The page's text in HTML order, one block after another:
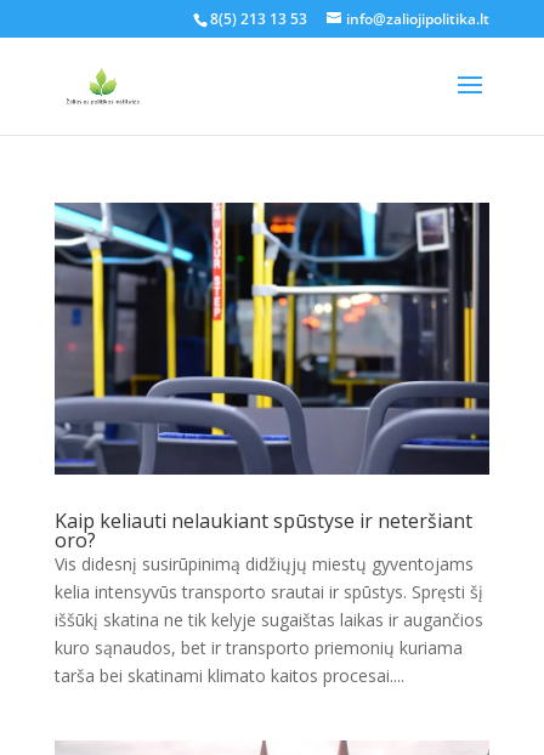
8(5) 213 13 53 info@zaliojipolitika.lt
Kaip keliauti nelaukiant spūstyse ir neteršiant
oro?
Vis didesnį susirūpinimą didžiųjų miestų gyventojams
kelia intensyvūs transporto srautai ir spūstys. Spręsti šį
iššūkį skatina ne tik kelyje sugaištas laikas ir augančios
kuro sąnaudos, bet ir transporto priemonių kuriama
tarša bei skatinami klimato kaitos procesai....